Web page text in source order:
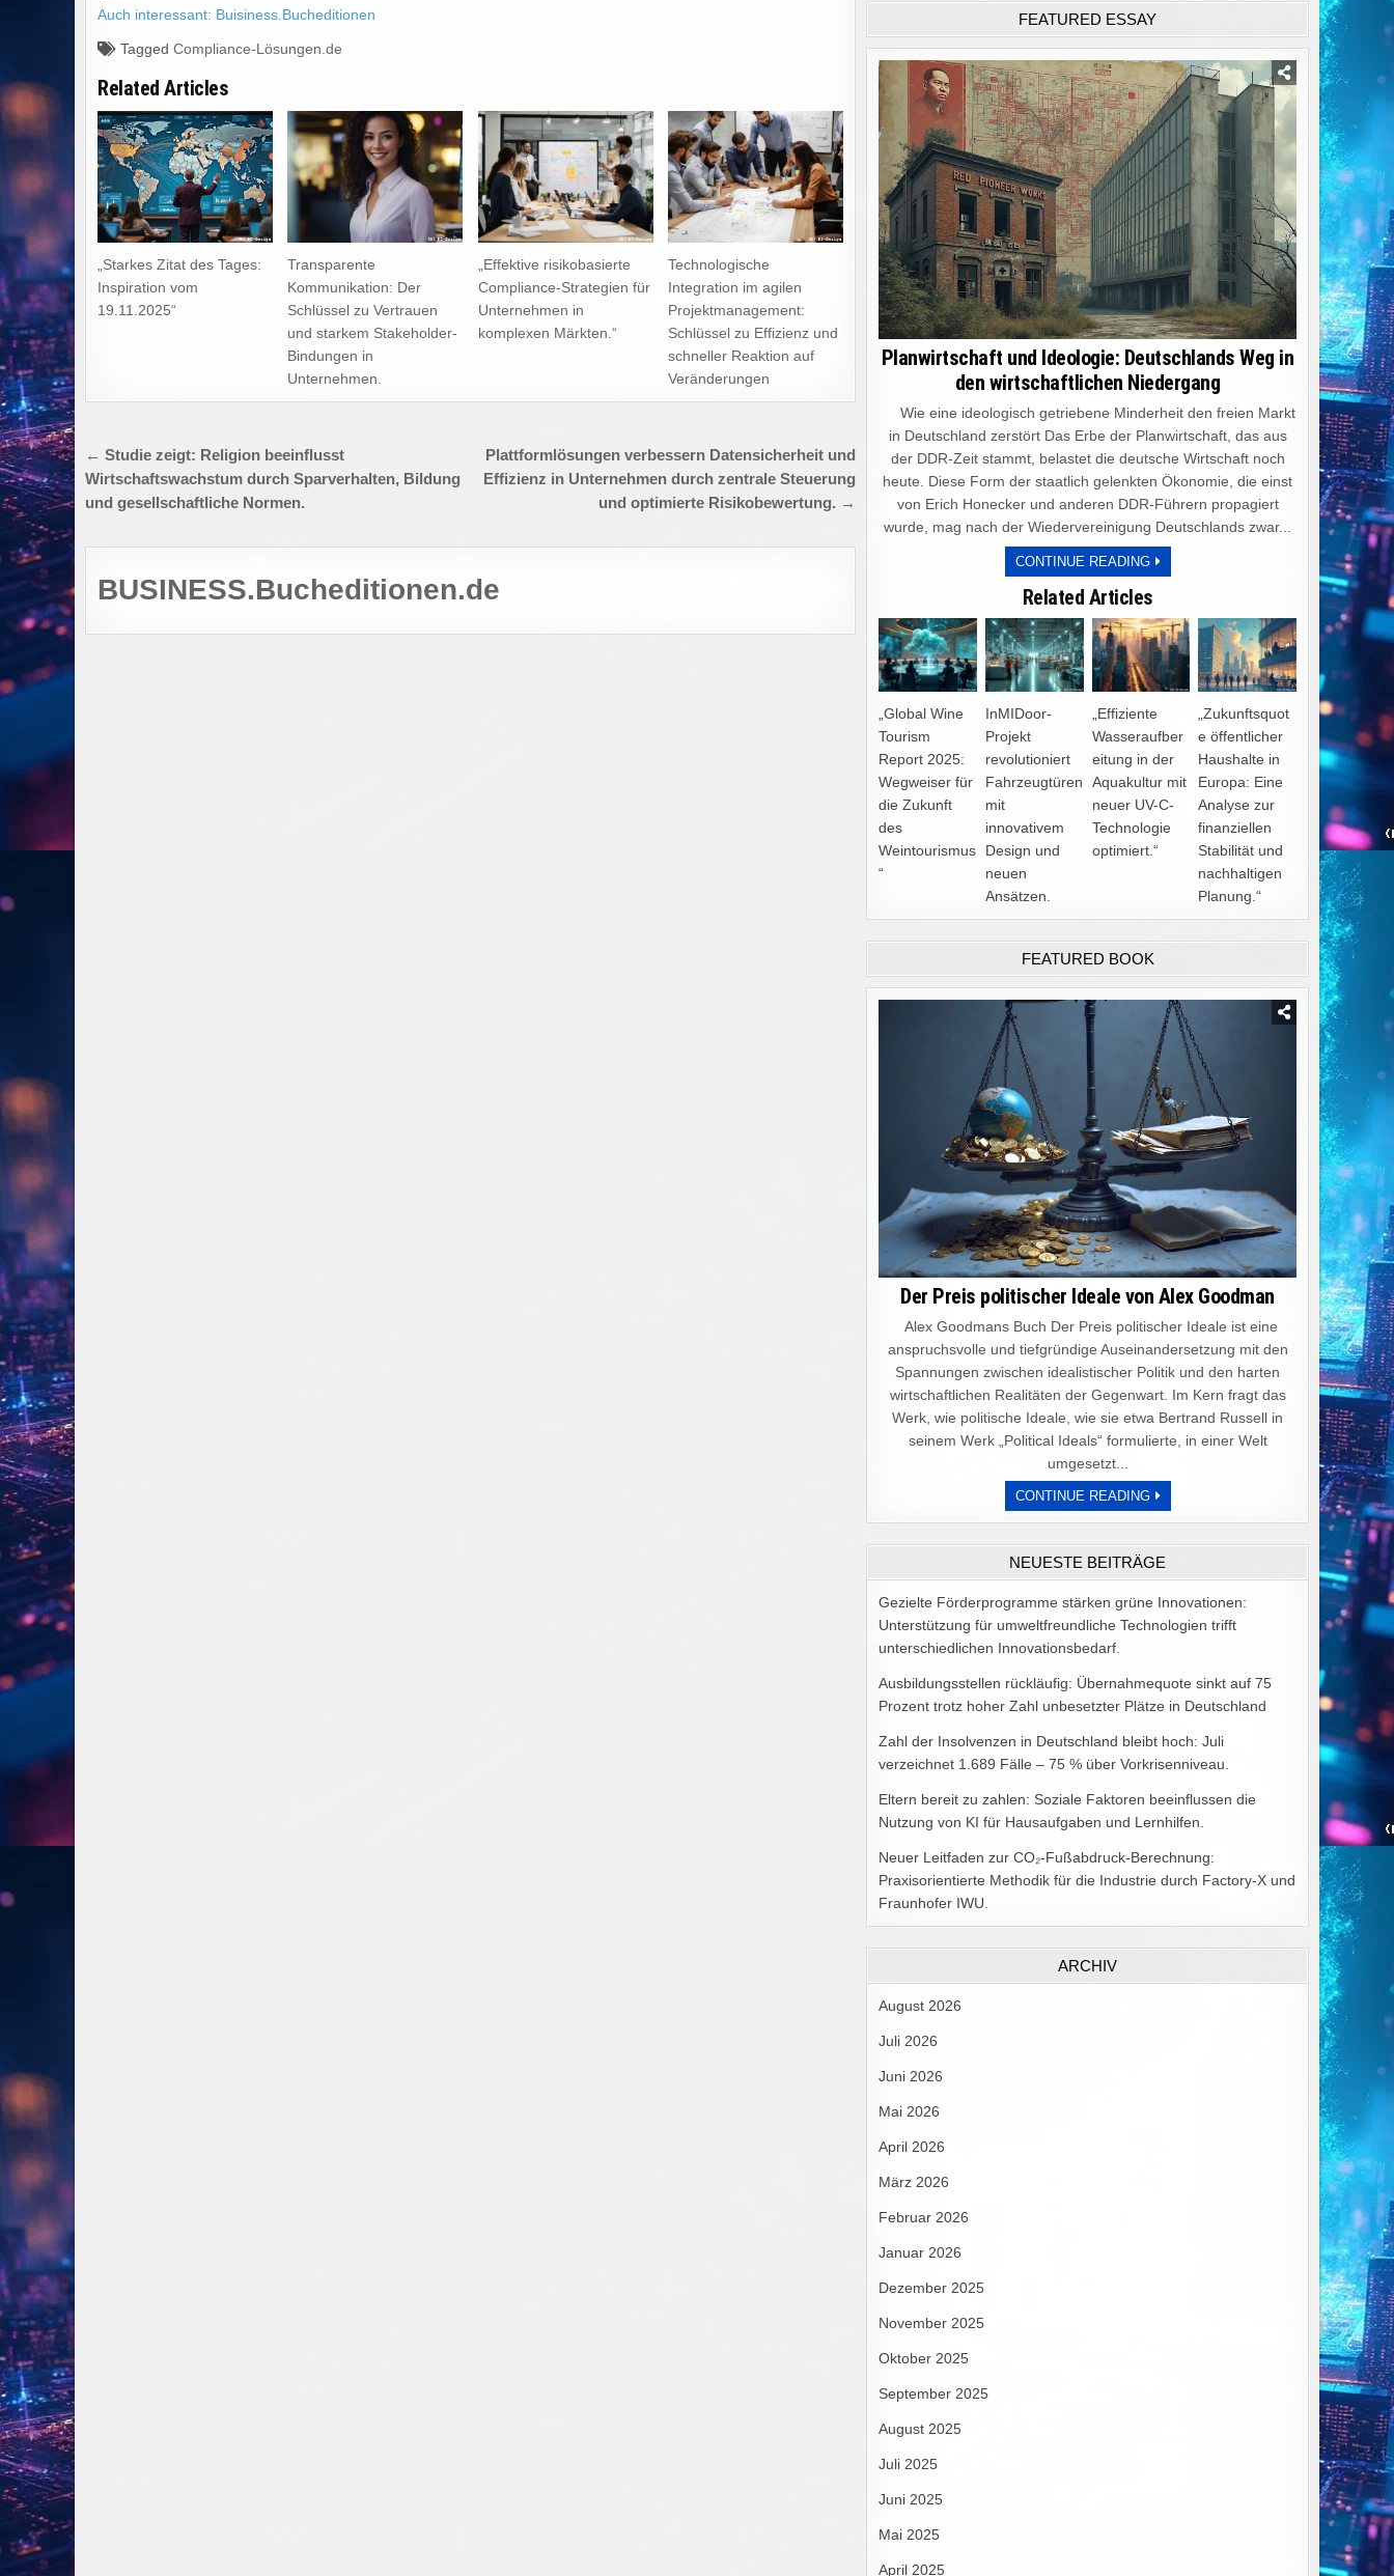
Auch interessant: Buisiness.Bucheditionen
Tagged Compliance-Lösungen.de
Related Articles
„Starkes Zitat des Tages:
Inspiration vom
19.11.2025“
Transparente
Kommunikation: Der
Schlüssel zu Vertrauen
und starkem Stakeholder-
Bindungen in
Unternehmen.
„Effektive risikobasierte
Compliance-Strategien für
Unternehmen in
komplexen Märkten.“
Technologische
Integration im agilen
Projektmanagement:
Schlüssel zu Effizienz und
schneller Reaktion auf
Veränderungen
Beitragsnavigation
Plattformlösungen verbessern Datensicherheit und
Effizienz in Unternehmen durch zentrale Steuerung
und optimierte Risikobewertung. →
← Studie zeigt: Religion beeinflusst
Wirtschaftswachstum durch Sparverhalten, Bildung
und gesellschaftliche Normen.
BUSINESS.Bucheditionen.de
FEATURED ESSAY
Planwirtschaft und Ideologie: Deutschlands Weg in
den wirtschaftlichen Niedergang
Wie eine ideologisch getriebene Minderheit den freien Markt
in Deutschland zerstört Das Erbe der Planwirtschaft, das aus
der DDR-Zeit stammt, belastet die deutsche Wirtschaft noch
heute. Diese Form der staatlich gelenkten Ökonomie, die einst
von Erich Honecker und anderen DDR-Führern propagiert
wurde, mag nach der Wiedervereinigung Deutschlands zwar...
CONTINUE READINGPLANWIRTSCHAFT
UND
DEUTSCHLANDS
IN
DEN
WIRTSCHAFTLICHEN
NIEDERGANG
Related Articles
„Global Wine
Tourism
Report 2025:
Wegweiser für
die Zukunft
des
Weintourismus
“
InMIDoor-
Projekt
revolutioniert
Fahrzeugtüren
mit
innovativem
Design und
neuen
Ansätzen.
„Effiziente
Wasseraufber
eitung in der
Aquakultur mit
neuer UV-C-
Technologie
optimiert.“
„Zukunftsquot
e öffentlicher
Haushalte in
Europa: Eine
Analyse zur
finanziellen
Stabilität und
nachhaltigen
Planung.“
FEATURED BOOK
Der Preis politischer Ideale von Alex Goodman
Alex Goodmans Buch Der Preis politischer Ideale ist eine
anspruchsvolle und tiefgründige Auseinandersetzung mit den
Spannungen zwischen idealistischer Politik und den harten
wirtschaftlichen Realitäten der Gegenwart. Im Kern fragt das
Werk, wie politische Ideale, wie sie etwa Bertrand Russell in
seinem Werk „Political Ideals“ formulierte, in einer Welt
umgesetzt...
CONTINUE READINGDER
PREIS
POLITISCHER
VON
ALEX
GOODMAN
NEUESTE BEITRÄGE
Gezielte Förderprogramme stärken grüne Innovationen:
Unterstützung für umweltfreundliche Technologien trifft
unterschiedlichen Innovationsbedarf.
Ausbildungsstellen rückläufig: Übernahmequote sinkt auf 75
Prozent trotz hoher Zahl unbesetzter Plätze in Deutschland
Zahl der Insolvenzen in Deutschland bleibt hoch: Juli
verzeichnet 1.689 Fälle – 75 % über Vorkrisenniveau.
Eltern bereit zu zahlen: Soziale Faktoren beeinflussen die
Nutzung von KI für Hausaufgaben und Lernhilfen.
Neuer Leitfaden zur CO₂-Fußabdruck-Berechnung:
Praxisorientierte Methodik für die Industrie durch Factory-X und
Fraunhofer IWU.
ARCHIV
August 2026
Juli 2026
Juni 2026
Mai 2026
April 2026
März 2026
Februar 2026
Januar 2026
Dezember 2025
November 2025
Oktober 2025
September 2025
August 2025
Juli 2025
Juni 2025
Mai 2025
April 2025